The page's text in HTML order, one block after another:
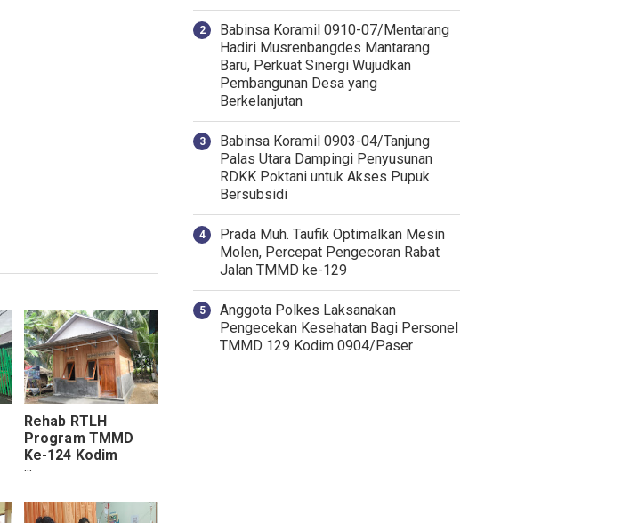
Rehab RTLH
Program TMMD
Ke-124 Kodim
1002/HST
Diserahkan
Babinsa Koramil 0910-07/Mentarang
Hadiri Musrenbangdes Mantarang
Baru, Perkuat Sinergi Wujudkan
Pembangunan Desa yang
Berkelanjutan
‎Babinsa Koramil 0903-04/Tanjung
Palas Utara Dampingi Penyusunan
RDKK Poktani untuk Akses Pupuk
Bersubsidi
Prada Muh. Taufik Optimalkan Mesin
Molen, Percepat Pengecoran Rabat
Jalan TMMD ke-129
Anggota Polkes Laksanakan
Pengecekan Kesehatan Bagi Personel
TMMD 129 Kodim 0904/Paser